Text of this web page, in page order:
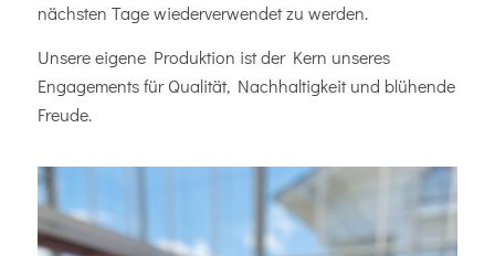
nächsten Tage wiederverwendet zu werden.
Unsere eigene Produktion ist der Kern unseres
Engagements für Qualität, Nachhaltigkeit und blühende
Freude.